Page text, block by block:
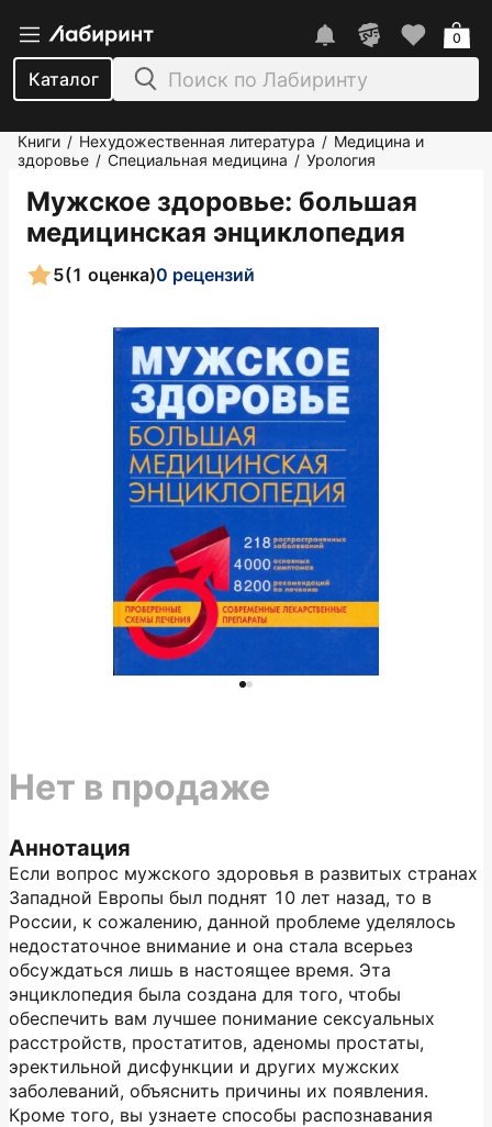
Каталог
0
Книги / Нехудожественная литература / Медицина и
здоровье / Специальная медицина / Урология
Мужское здоровье: большая
медицинская энциклопедия
5(1 оценка)0 рецензий
Аннотация
Если вопрос мужского здоровья в развитых странах
Западной Европы был поднят 10 лет назад, то в
России, к сожалению, данной проблеме уделялось
недостаточное внимание и она стала всерьез
обсуждаться лишь в настоящее время. Эта
энциклопедия была создана для того, чтобы
обеспечить вам лучшее понимание сексуальных
расстройств, простатитов, аденомы простаты,
эректильной дисфункции и других мужских
заболеваний, объяснить причины их появления.
Кроме того, вы узнаете способы распознавания
Нет в продаже